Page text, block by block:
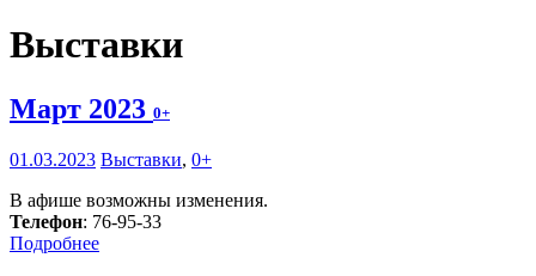
Выставки
Март 2023 0+
01.03.2023 Выставки, 0+
В афише возможны изменения.
Телефон: 76-95-33
Подробнее